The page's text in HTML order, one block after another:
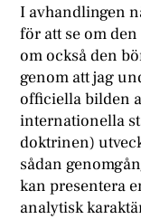
I avhandlingen
för att se om
om också den
genom att jag
officiella bilden
internationella
doktrinen)
sådan
kan presentera
analytisk